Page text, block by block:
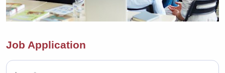
Job Application